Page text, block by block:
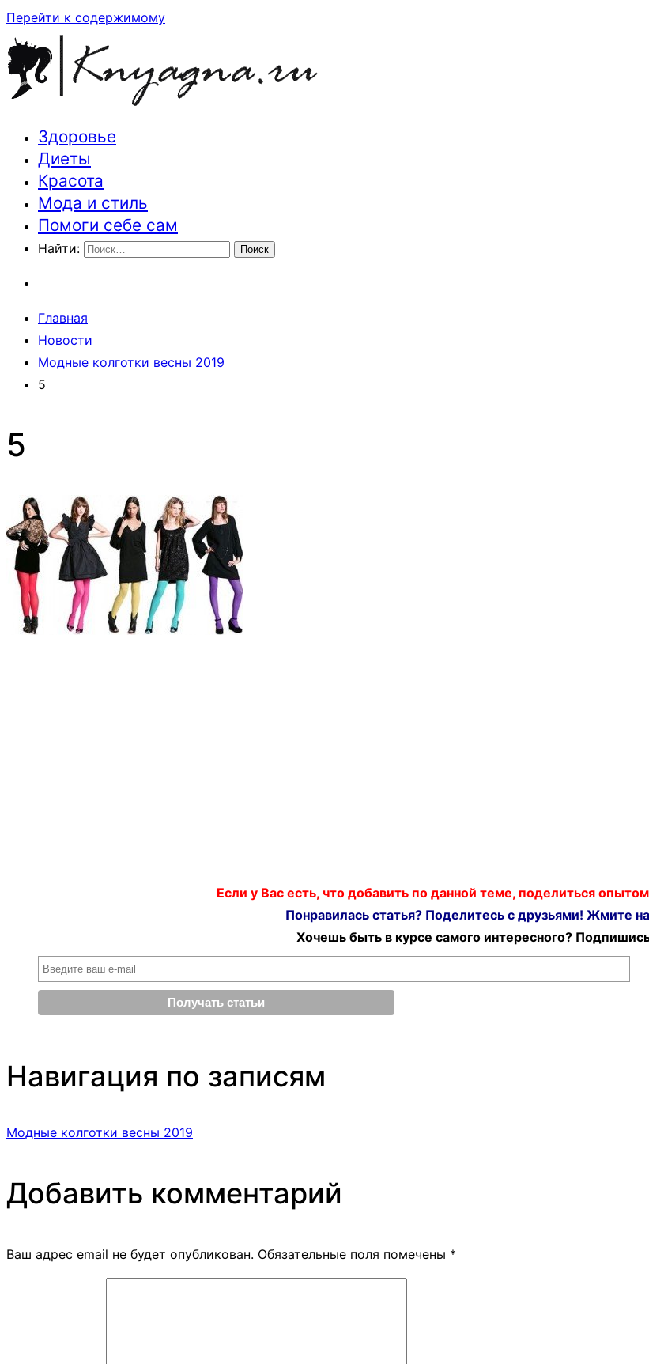
Перейти к содержимому
Траектория здоровья и красоты
Здоровье
Диеты
Красота
Мода и стиль
Помоги себе сам
Найти:
Главная
Новости
Модные колготки весны 2019
5
5
Если у Вас есть, что добавить по данной теме, поделиться
Понравилась статья? Поделитесь с друзьями! Жмите
Хочешь быть в курсе самого интересного?
Навигация по записям
Модные колготки весны 2019
Добавить комментарий
Ваш адрес email не будет опубликован. Обязательные поля помечены *